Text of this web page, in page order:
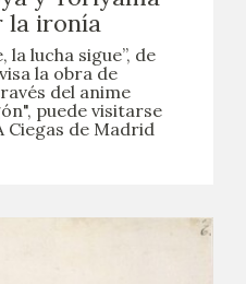
la ironía
la lucha sigue”, de
la obra de
del anime
puede visitarse
Ciegas de Madrid